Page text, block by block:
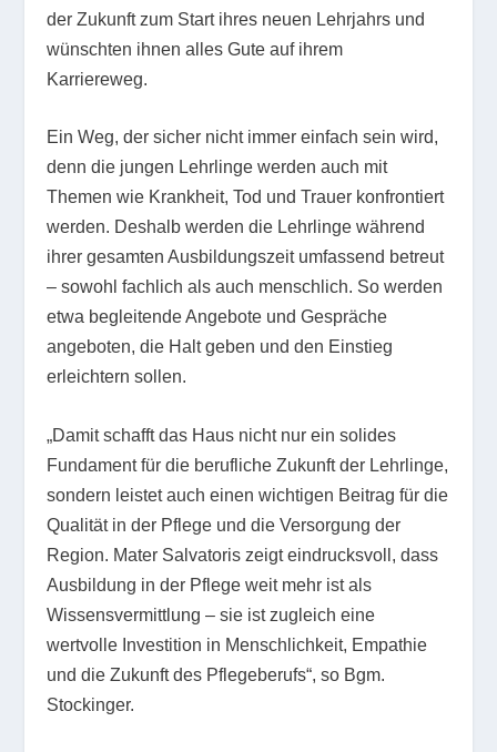
der Zukunft zum Start ihres neuen Lehrjahrs und
wünschten ihnen alles Gute auf ihrem
Karriereweg.
Ein Weg, der sicher nicht immer einfach sein wird,
denn die jungen Lehrlinge werden auch mit
Themen wie Krankheit, Tod und Trauer konfrontiert
werden. Deshalb werden die Lehrlinge während
ihrer gesamten Ausbildungszeit umfassend betreut
– sowohl fachlich als auch menschlich. So werden
etwa begleitende Angebote und Gespräche
angeboten, die Halt geben und den Einstieg
erleichtern sollen.
„Damit schafft das Haus nicht nur ein solides
Fundament für die berufliche Zukunft der Lehrlinge,
sondern leistet auch einen wichtigen Beitrag für die
Qualität in der Pflege und die Versorgung der
Region. Mater Salvatoris zeigt eindrucksvoll, dass
Ausbildung in der Pflege weit mehr ist als
Wissensvermittlung – sie ist zugleich eine
wertvolle Investition in Menschlichkeit, Empathie
und die Zukunft des Pflegeberufs“, so Bgm.
Stockinger.